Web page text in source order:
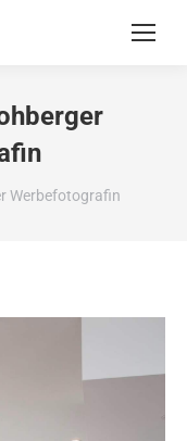
Werbefotografin